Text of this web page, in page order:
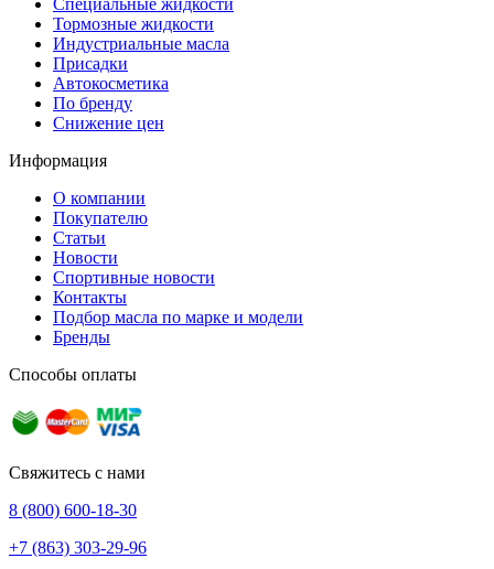
Специальные жидкости
Тормозные жидкости
Индустриальные масла
Присадки
Автокосметика
По бренду
Снижение цен
Информация
О компании
Покупателю
Статьи
Новости
Спортивные новости
Контакты
Подбор масла по марке и модели
Бренды
Способы оплаты
Свяжитесь с нами
8 (800) 600-18-30
+7 (863) 303-29-96